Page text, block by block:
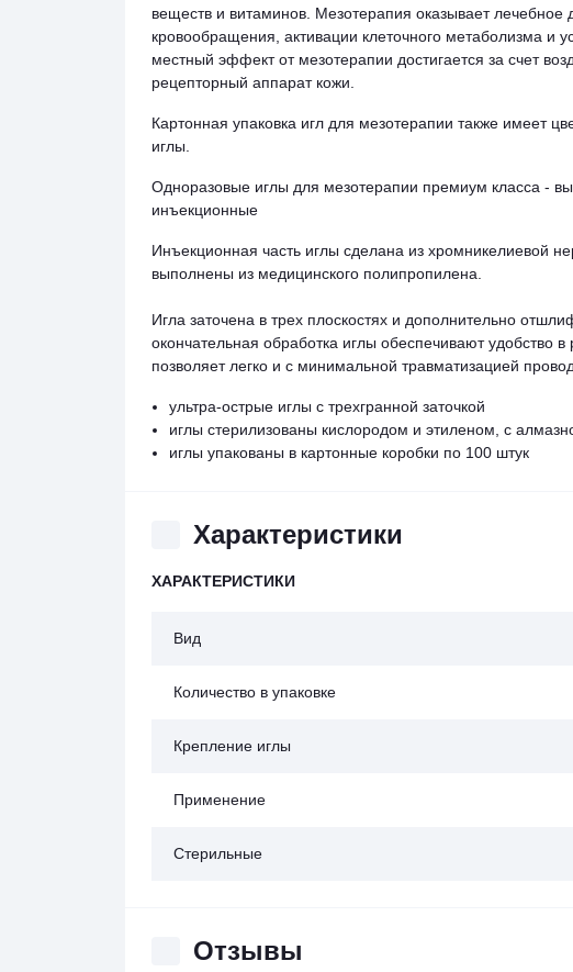
веществ и витаминов. Мезотерапия оказывает лечебное
кровообращения, активации клеточного метаболизма и
местный эффект от мезотерапии достигается за счет
рецепторный аппарат кожи.
Картонная упаковка игл для мезотерапии также имеет
иглы.
Одноразовые иглы для мезотерапии премиум класса -
инъекционные
Инъекционная часть иглы сделана из хромникелиевой
выполнены из медицинского полипропилена.
Игла заточена в трех плоскостях и дополнительно
окончательная обработка иглы обеспечивают удобство
позволяет легко и с минимальной травматизацией
ультра-острые иглы с трехгранной заточкой
иглы стерилизованы кислородом и этиленом, с
иглы упакованы в картонные коробки по 100 штук
Характеристики
ХАРАКТЕРИСТИКИ
Вид
Количество в упаковке
Крепление иглы
Применение
Стерильные
Отзывы